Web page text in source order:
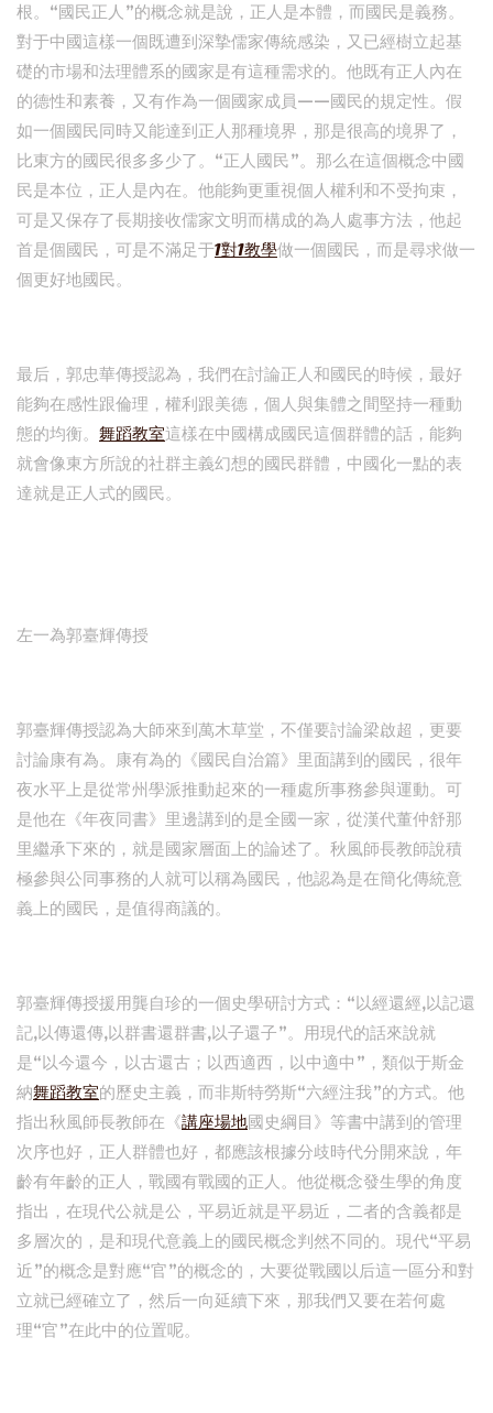
根。“國民正人”的概念就是說，正人是本體，而國民是義務。
對于中國這樣一個既遭到深摯儒家傳統感染，又已經樹立起基
礎的市場和法理體系的國家是有這種需求的。他既有正人內在
的德性和素養，又有作為一個國家成員——國民的規定性。假
如一個國民同時又能達到正人那種境界，那是很高的境界了，
比東方的國民很多多少了。“正人國民”。那么在這個概念中國
民是本位，正人是內在。他能夠更重視個人權利和不受拘束，
可是又保存了長期接收儒家文明而構成的為人處事方法，他起
首是個國民，可是不滿足于1對1教學做一個國民，而是尋求做一
個更好地國民。
最后，郭忠華傳授認為，我們在討論正人和國民的時候，最好
能夠在感性跟倫理，權利跟美德，個人與集體之間堅持一種動
態的均衡。 舞蹈教室這樣在中國構成國民這個群體的話，能夠
就會像東方所說的社群主義幻想的國民群體，中國化一點的表
達就是正人式的國民。
左一為郭臺輝傳授
郭臺輝傳授認為大師來到萬木草堂，不僅要討論梁啟超，更要
討論康有為。康有為的《國民自治篇》里面講到的國民，很年
夜水平上是從常州學派推動起來的一種處所事務參與運動。可
是他在《年夜同書》里邊講到的是全國一家，從漢代董仲舒那
里繼承下來的，就是國家層面上的論述了。秋風師長教師說積
極參與公同事務的人就可以稱為國民，他認為是在簡化傳統意
義上的國民，是值得商議的。
郭臺輝傳授援用龔自珍的一個史學研討方式：“以經還經,以記還
記,以傳還傳,以群書還群書,以子還子”。用現代的話來說就
是“以今還今，以古還古；以西適西，以中適中”，類似于斯金
納舞蹈教室的歷史主義，而非斯特勞斯“六經注我”的方式。他
指出秋風師長教師在《講座場地國史綱目》等書中講到的管理
次序也好，正人群體也好，都應該根據分歧時代分開來說，年
齡有年齡的正人，戰國有戰國的正人。他從概念發生學的角度
指出，在現代公就是公，平易近就是平易近，二者的含義都是
多層次的，是和現代意義上的國民概念判然不同的。現代“平易
近”的概念是對應“官”的概念的，大要從戰國以后這一區分和對
立就已經確立了，然后一向延續下來，那我們又要在若何處
理“官”在此中的位置呢。